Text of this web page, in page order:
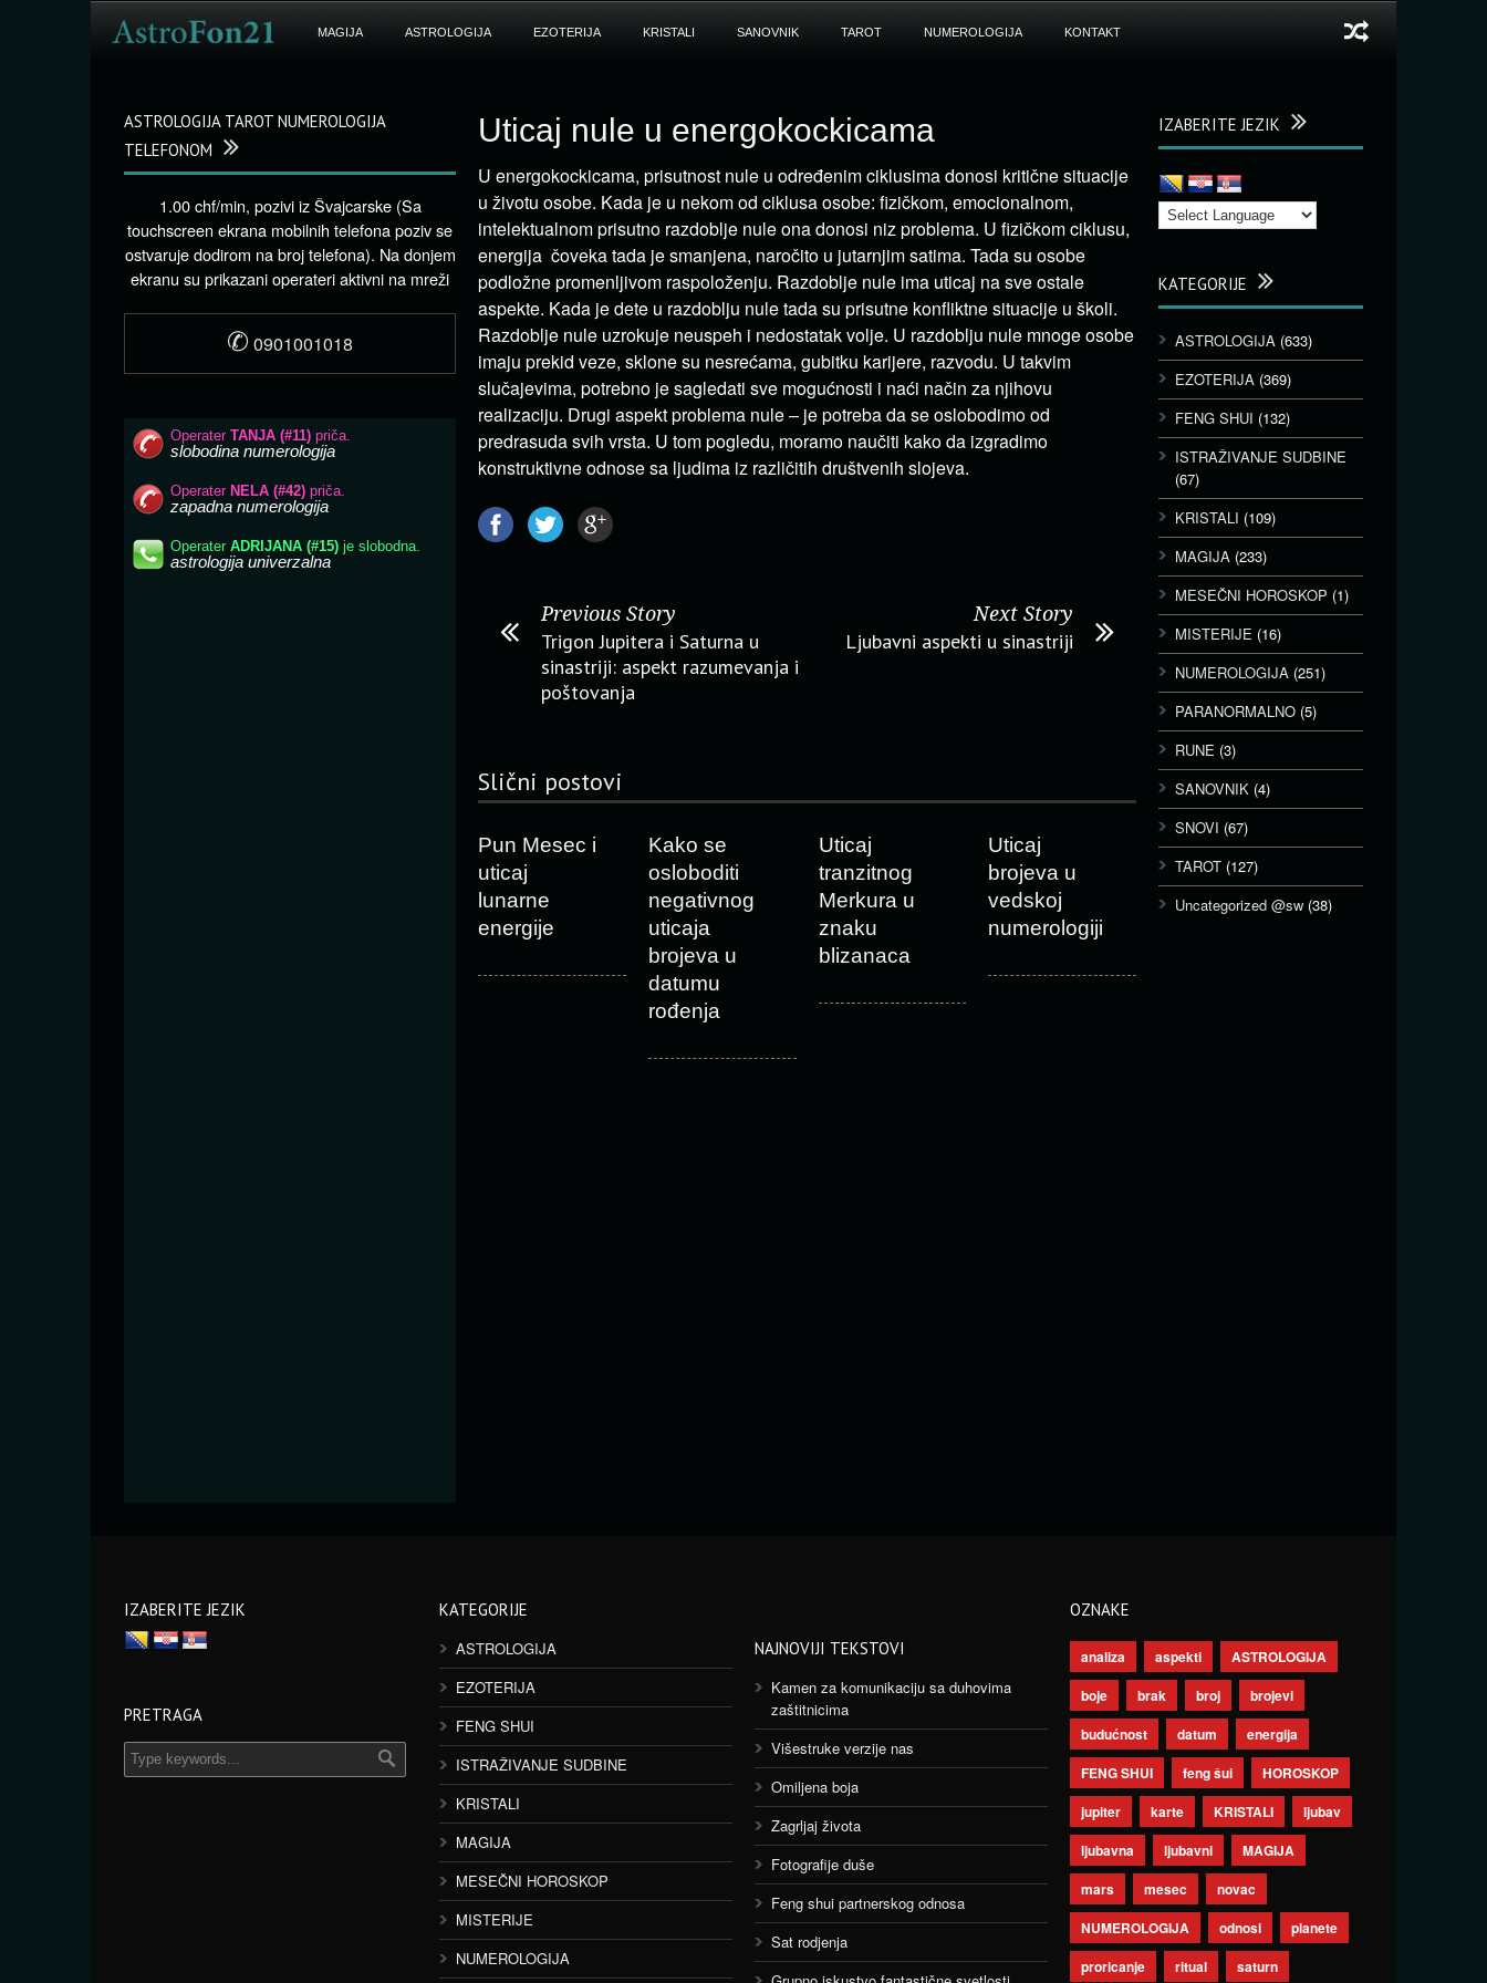
MAGIJA ASTROLOGIJA EZOTERIJA KRISTALI SANOVNIK TAROT NUMEROLOGIJA KONTAKT
Uticaj nule u energokockicama
U energokockicama, prisutnost nule u određenim ciklusima donosi kritične situacije
u životu osobe. Kada je u nekom od ciklusa osobe: fizičkom, emocionalnom,
intelektualnom prisutno razdoblje nule ona donosi niz problema. U fizičkom ciklusu,
energija čoveka tada je smanjena, naročito u jutarnjim satima. Tada su osobe
podložne promenljivom raspoloženju. Razdoblje nule ima uticaj na sve ostale
aspekte. Kada je dete u razdoblju nule tada su prisutne konfliktne situacije u školi.
Razdoblje nule uzrokuje neuspeh i nedostatak volje. U razdoblju nule mnoge osobe
imaju prekid veze, sklone su nesrećama, gubitku karijere, razvodu. U takvim
slučajevima, potrebno je sagledati sve mogućnosti i naći način za njihovu
realizaciju. Drugi aspekt problema nule – je potreba da se oslobodimo od
predrasuda svih vrsta. U tom pogledu, moramo naučiti kako da izgradimo
konstruktivne odnose sa ljudima iz različitih društvenih slojeva.
Previous Story
Trigon Jupitera i Saturna u
sinastriji: aspekt razumevanja i
poštovanja
Next Story
Ljubavni aspekti u sinastriji
Slični postovi
Pun Mesec i
uticaj
lunarne
energije
Kako se
osloboditi
negativnog
uticaja
brojeva u
datumu
rođenja
Uticaj
tranzitnog
Merkura u
znaku
blizanaca
Uticaj
brojeva u
vedskoj
numerologiji
IZABERITE JEZIK
KATEGORIJE
ASTROLOGIJA (633)
EZOTERIJA (369)
FENG SHUI (132)
ISTRAŽIVANJE SUDBINE
(67)
KRISTALI (109)
MAGIJA (233)
MESEČNI HOROSKOP (1)
MISTERIJE (16)
NUMEROLOGIJA (251)
PARANORMALNO (5)
RUNE (3)
SANOVNIK (4)
SNOVI (67)
TAROT (127)
Uncategorized @sw (38)
ASTROLOGIJA TAROT NUMEROLOGIJA
TELEFONOM
1.00 chf/min, pozivi iz Švajcarske (Sa
touchscreen ekrana mobilnih telefona poziv se
ostvaruje dodirom na broj telefona). Na donjem
ekranu su prikazani operateri aktivni na mreži
✆ 0901001018
IZABERITE JEZIK
PRETRAGA
KATEGORIJE
ASTROLOGIJA
EZOTERIJA
FENG SHUI
ISTRAŽIVANJE SUDBINE
KRISTALI
MAGIJA
MESEČNI HOROSKOP
MISTERIJE
NUMEROLOGIJA
NAJNOVIJI TEKSTOVI
Kamen za komunikaciju sa duhovima
zaštitnicima
Višestruke verzije nas
Omiljena boja
Zagrljaj života
Fotografije duše
Feng shui partnerskog odnosa
Sat rodjenja
OZNAKE
analiza aspekti
ASTROLOGIJA
boje
brak broj
brojevi
budućnost
datum
energija
FENG SHUI
feng šui
HOROSKOP
jupiter
karte KRISTALI
ljubav
ljubavna
ljubavni
MAGIJA
mars
mesec
novac
NUMEROLOGIJA
odnosi
planete
proricanje
ritual saturn